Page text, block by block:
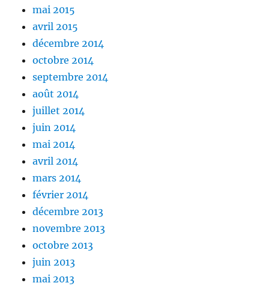
mai 2015
avril 2015
décembre 2014
octobre 2014
septembre 2014
août 2014
juillet 2014
juin 2014
mai 2014
avril 2014
mars 2014
février 2014
décembre 2013
novembre 2013
octobre 2013
juin 2013
mai 2013